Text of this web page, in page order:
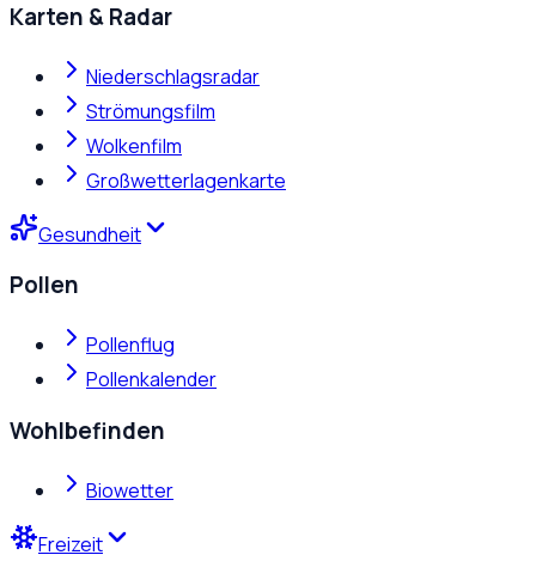
Karten & Radar
Niederschlagsradar
Strömungsfilm
Wolkenfilm
Großwetterlagenkarte
Gesundheit
Pollen
Pollenflug
Pollenkalender
Wohlbefinden
Biowetter
Freizeit